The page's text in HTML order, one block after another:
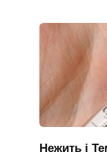
Нежить і